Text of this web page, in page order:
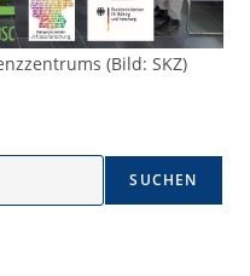
(Bild: SKZ)
SUCHEN